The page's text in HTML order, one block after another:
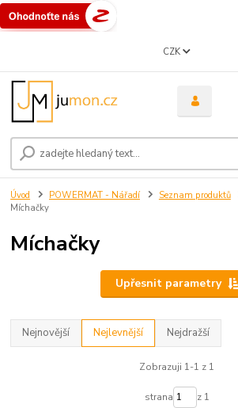
CZK
Úvod POWERMAT - Nářadí Seznam produktů
Míchačky
Míchačky
Upřesnit parametry
Nejnovější Nejlevnější Nejdražší
Zobrazuji 1-1 z 1
strana z 1